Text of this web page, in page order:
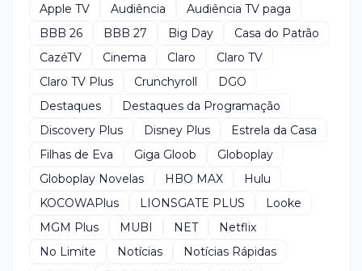
Apple TV Audiência
Audiência TV paga
BBB 26
BBB 27 Big Day
Casa do Patrão
CazéTV
Cinema Claro
Claro TV
Claro TV Plus
Crunchyroll
DGO
Destaques
Destaques da Programação
Discovery Plus
Disney Plus
Estrela da Casa
Filhas de Eva
Giga Gloob
Globoplay
Globoplay Novelas
HBO MAX
Hulu
KOCOWAPlus
LIONSGATE PLUS
Looke
MGM Plus
MUBI NET
Netflix
No Limite
Notícias
Notícias Rápidas